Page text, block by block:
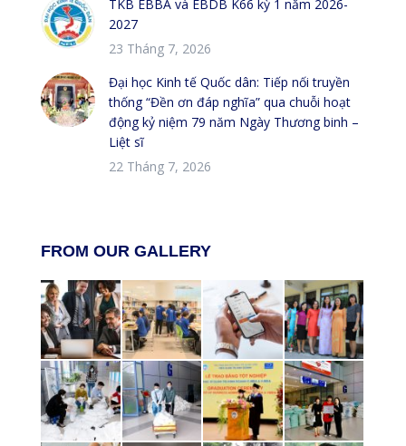
TKB EBBA và EBDB K66 kỳ 1 năm 2026-
2027
23 Tháng 7, 2026
Đại học Kinh tế Quốc dân: Tiếp nối truyền
thống “Đền ơn đáp nghĩa” qua chuỗi hoạt
động kỷ niệm 79 năm Ngày Thương binh –
Liệt sĩ
22 Tháng 7, 2026
FROM OUR GALLERY